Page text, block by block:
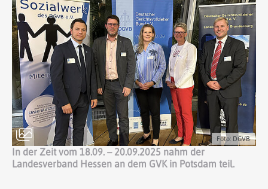
Foto: DGVB
In der Zeit vom 18.09. – 20.09.2025 nahm der
Landesverband Hessen an dem GVK in Potsdam teil.